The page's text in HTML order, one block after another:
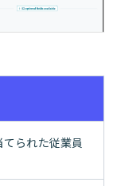
られた従業員